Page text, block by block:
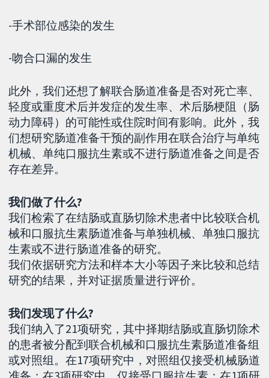
-手术部位感染的发生
-吻合口漏的发生
此外，我们还想了解联合肠道准备是否对死亡率、
轻度或重度术后并发症的发生率、术后肠梗阻（肠
动力障碍）的可能性或住院时间有影响。此外，我
们想研究肠道准备干预的副作用在联合治疗与单纯
机械、单纯口服抗生素或不进行肠道准备之间是否
存在差异。
我们做了什么?
我们检索了在结肠或直肠切除术患者中比较联合机
械和口服抗生素肠道准备与单独机械、单独口服抗
生素或不进行肠道准备的研究。
我们依据研究方法和样本大小等因子来比较和总结
研究的结果，并对证据质量进行评价。
我们发现了什么?
我们纳入了21项研究，其中择期结肠或直肠切除术
的患者被分配到联合机械和口服抗生素肠道准备组
或对照组。在17项研究中，对照组仅接受机械肠道